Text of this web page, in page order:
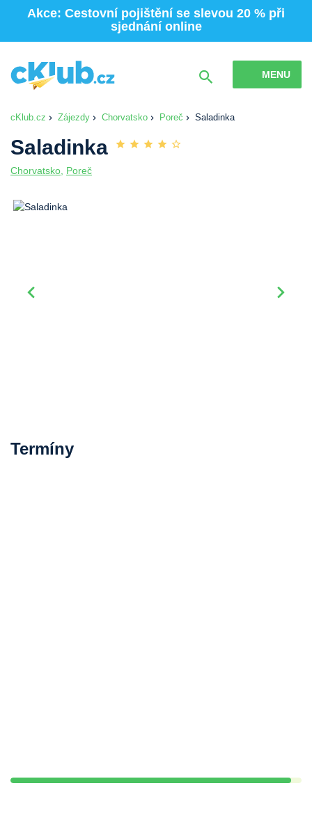
Akce: Cestovní pojištění se slevou 20 % při
sjednání online
MENU
cKlub.cz Zájezdy Chorvatsko Poreč Saladinka
Saladinka
Chorvatsko Poreč
Termíny